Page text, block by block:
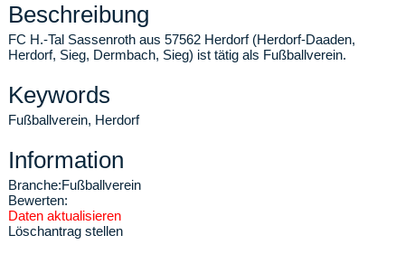
Beschreibung
FC H.-Tal Sassenroth aus 57562 Herdorf (Herdorf-Daaden,
Herdorf, Sieg, Dermbach, Sieg) ist tätig als Fußballverein.
Keywords
Fußballverein, Herdorf
Information
Branche:Fußballverein
Bewerten:
Daten aktualisieren
Löschantrag stellen